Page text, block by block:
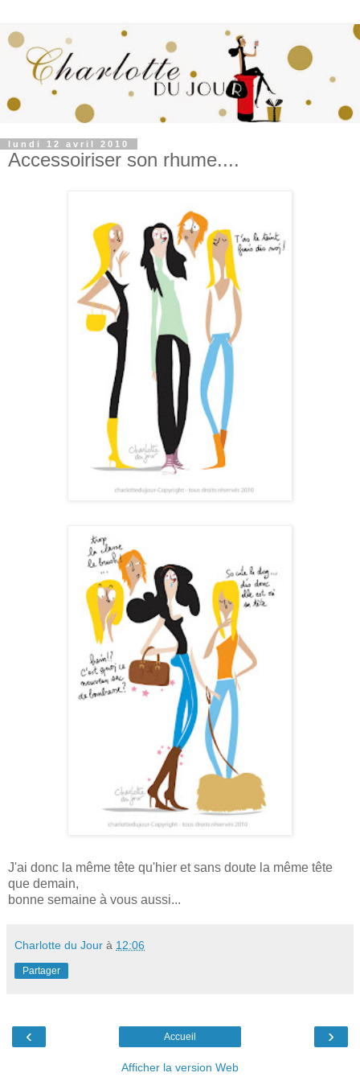
lundi 12 avril 2010
Accessoiriser son rhume....
J'ai donc la même tête qu'hier et sans doute la même tête
que demain,
bonne semaine à vous aussi...
Charlotte du Jour à 12:06
Partager
‹ ›
Accueil
Afficher la version Web